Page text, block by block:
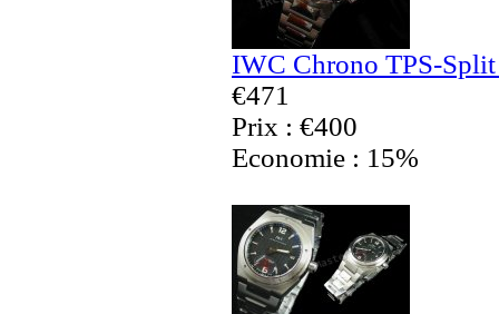
IWC Chrono TPS-Split
€471
Prix : €400
Economie : 15%